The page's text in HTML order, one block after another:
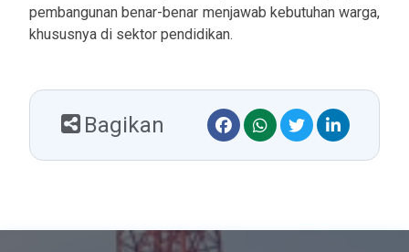
pembangunan benar-benar menjawab kebutuhan warga,
khususnya di sektor pendidikan.
Bagikan